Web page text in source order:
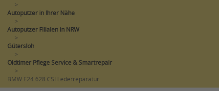
>
Autoputzer in Ihrer Nähe
>
Autoputzer Filialen in NRW
>
Gütersloh
>
Oldtimer Pflege Service & Smartrepair
>
BMW E24 628 CSI Lederreparatur